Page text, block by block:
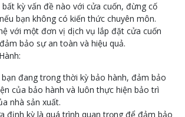
kỳ vấn đề nào với cửa cuốn, đừng cố
bạn không có kiến thức chuyên môn.
với một đơn vị dịch vụ lắp đặt cửa cuốn
bảo sự an toàn và hiệu quả.
đang trong thời kỳ bảo hành, đảm bảo
của bảo hành và luôn thực hiện bảo trì
nhà sản xuất.
định kỳ là quá trình quan trọng để đảm bảo